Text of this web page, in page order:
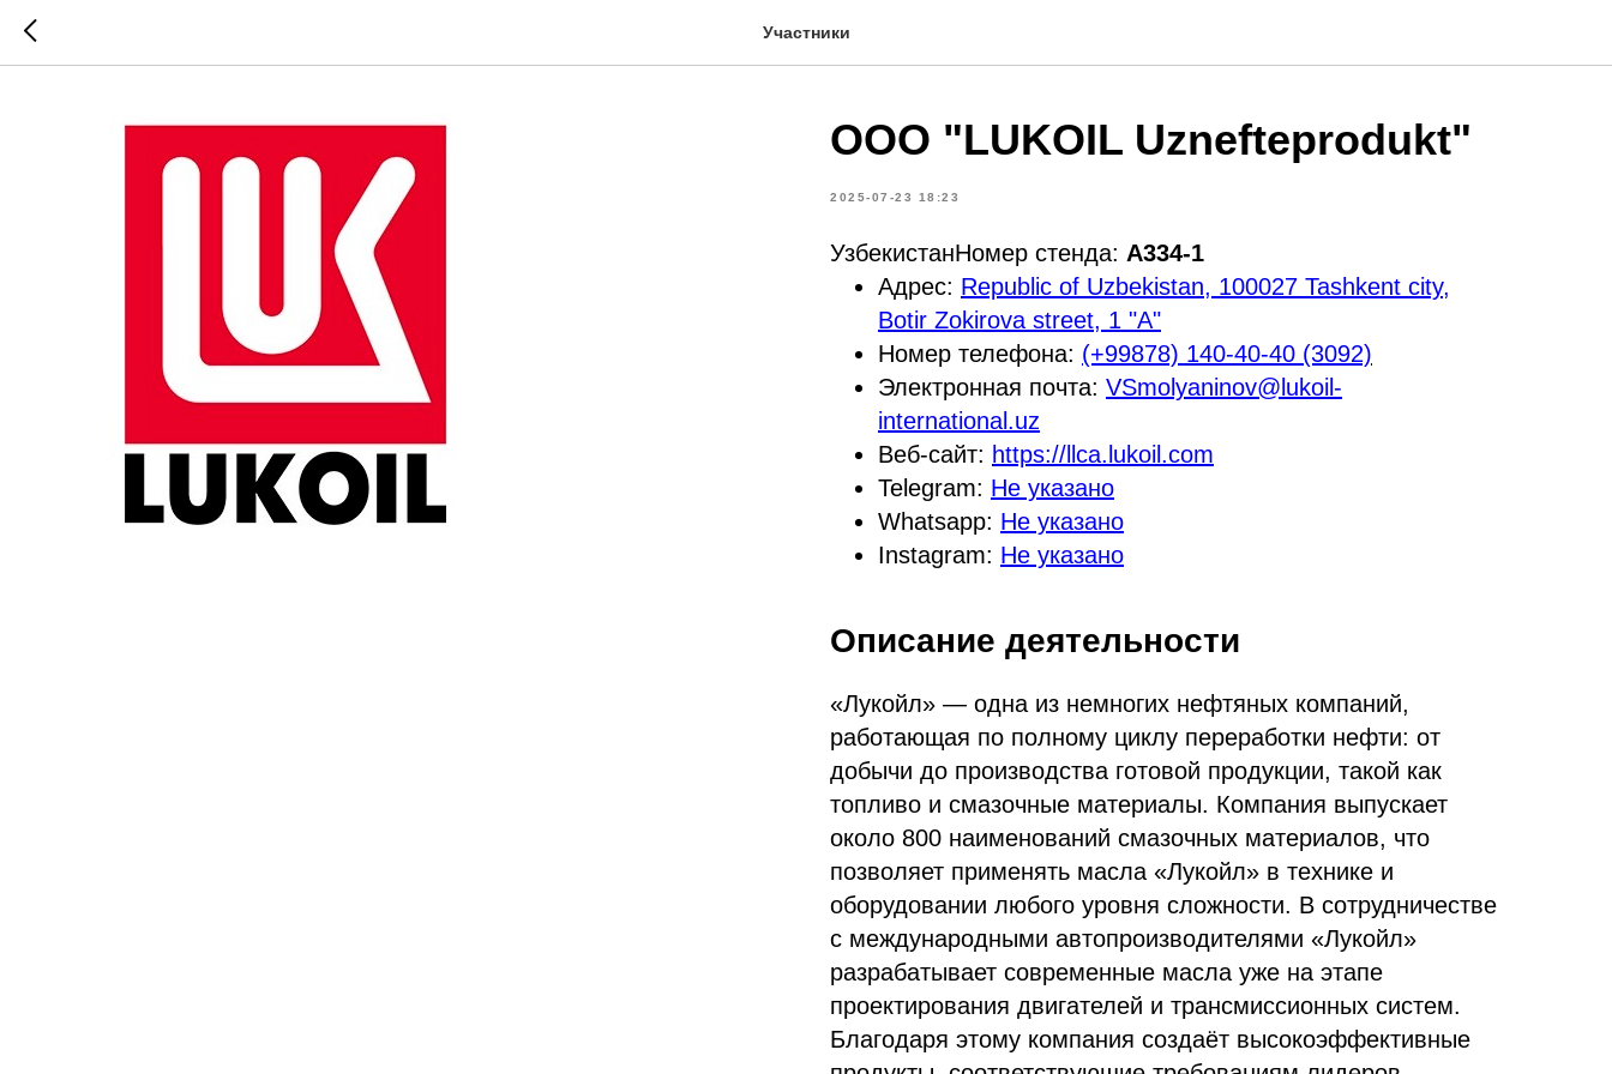
Участники
OOO "LUKOIL Uznefteprodukt"
2025-07-23 18:23
УзбекистанНомер стенда: A334-1
Адрес: Republic of Uzbekistan, 100027 Tashkent city,
Botir Zokirova street, 1 "A"
Номер телефона: (+99878) 140-40-40 (3092)
Электронная почта: VSmolyaninov@lukoil-
international.uz
Веб-сайт: https://llca.lukoil.com
Telegram: Не указано
Whatsapp: Не указано
Instagram: Не указано
Описание деятельности
«Лукойл» — одна из немногих нефтяных компаний,
работающая по полному циклу переработки нефти: от
добычи до производства готовой продукции, такой как
топливо и смазочные материалы. Компания выпускает
около 800 наименований смазочных материалов, что
позволяет применять масла «Лукойл» в технике и
оборудовании любого уровня сложности. В сотрудничестве
с международными автопроизводителями «Лукойл»
разрабатывает современные масла уже на этапе
проектирования двигателей и трансмиссионных систем.
Благодаря этому компания создаёт высокоэффективные